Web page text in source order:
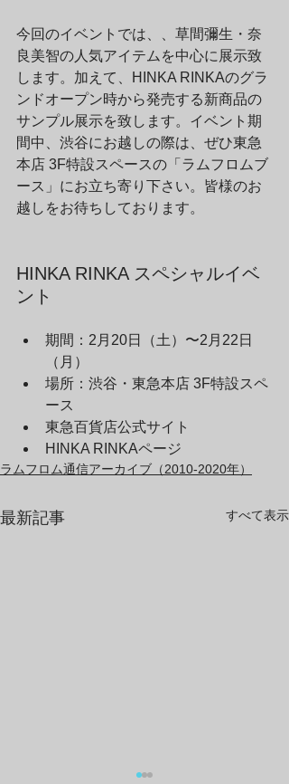
今回のイベントでは、、草間彌生・奈
良美智の人気アイテムを中心に展示致
します。加えて、HINKA RINKAのグラ
ンドオープン時から発売する新商品の
サンプル展示を致します。イベント期
間中、渋谷にお越しの際は、ぜひ東急
本店 3F特設スペースの「ラムフロムブ
ース」にお立ち寄り下さい。皆様のお
越しをお待ちしております。
HINKA RINKA スペシャルイベ
ント
期間：2月20日（土）〜2月22日
（月）
場所：渋谷・東急本店 3F特設スペ
ース
東急百貨店公式サイト
HINKA RINKAページ
ラムフロム通信アーカイブ（2010-2020年）
最新記事 すべて表示